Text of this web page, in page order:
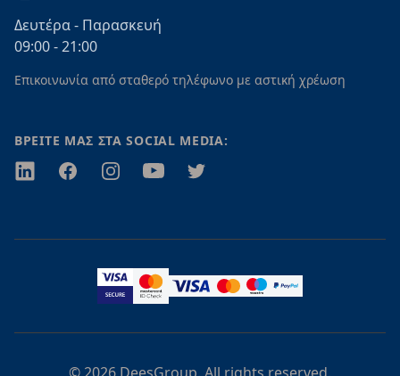
Δευτέρα - Παρασκευή
09:00 - 21:00
Επικοινωνία από σταθερό τηλέφωνο με αστική χρέωση
ΒΡΕΙΤΕ ΜΑΣ ΣΤΑ SOCIAL MEDIA:
TwitterFacebookInstagramYoutubeTwitter